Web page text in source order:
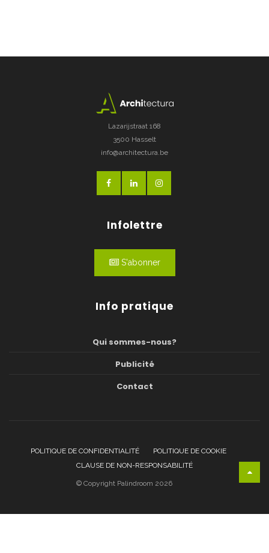
Lazarijstraat 168
3500 Hasselt
info@architectura.be
Infolettre
S'abonner
Info pratique
Qui sommes-nous?
Publicité
Contact
POLITIQUE DE CONFIDENTIALITÉ
POLITIQUE DE COOKIE
CLAUSE DE NON-RESPONSABILITÉ
© Copyright Palindroom 2026